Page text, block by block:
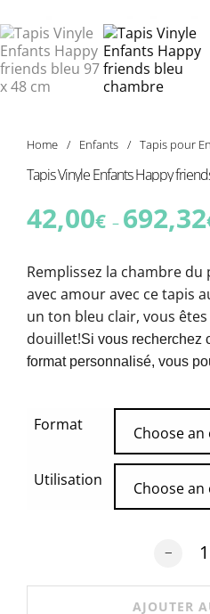
Home / Enfants / Tapis pour
Tapis Vinyle Enfants Happy
42,00€ – 692,32
Remplissez la chambre
avec amour avec ce tapis
un ton bleu clair, vous
douillet!Si vous recherchez
format personnalisé, vous
Format Choose
Utilisation Choose
AJOUTER